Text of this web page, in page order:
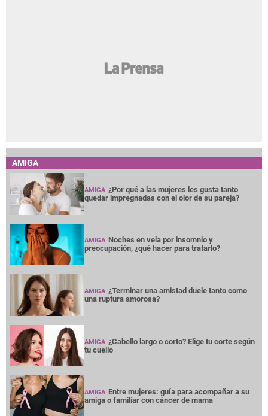
AMIGA
AMIGA ¿Por qué a las mujeres les gusta tanto
quedar impregnadas con el olor de su pareja?
AMIGA Noches en vela por insomnio y
preocupación, ¿qué hacer para tratarlo?
AMIGA ¿Terminar una amistad duele tanto como
una ruptura amorosa?
AMIGA ¿Cabello largo o corto? Elige tu corte según
tu cuello
AMIGA Entre mujeres: guía para acompañar a su
amiga o familiar con cáncer de mama